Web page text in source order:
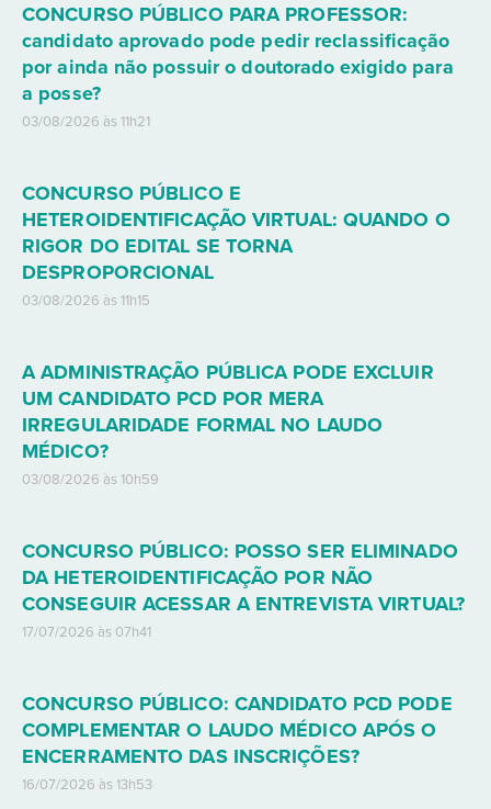
CONCURSO PÚBLICO PARA PROFESSOR:
candidato aprovado pode pedir reclassificação
por ainda não possuir o doutorado exigido para
a posse?
03/08/2026 às 11h21
CONCURSO PÚBLICO E
HETEROIDENTIFICAÇÃO VIRTUAL: QUANDO O
RIGOR DO EDITAL SE TORNA
DESPROPORCIONAL
03/08/2026 às 11h15
A ADMINISTRAÇÃO PÚBLICA PODE EXCLUIR
UM CANDIDATO PCD POR MERA
IRREGULARIDADE FORMAL NO LAUDO
MÉDICO?
03/08/2026 às 10h59
CONCURSO PÚBLICO: POSSO SER ELIMINADO
DA HETEROIDENTIFICAÇÃO POR NÃO
CONSEGUIR ACESSAR A ENTREVISTA VIRTUAL?
17/07/2026 às 07h41
CONCURSO PÚBLICO: CANDIDATO PCD PODE
COMPLEMENTAR O LAUDO MÉDICO APÓS O
ENCERRAMENTO DAS INSCRIÇÕES?
16/07/2026 às 13h53